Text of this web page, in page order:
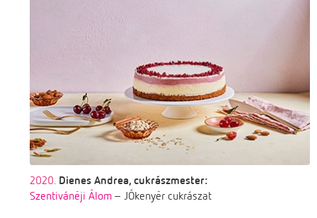
2020. Dienes Andrea, cukrászmester:
Szentivánéji Álom – JÓkenyér cukrászat